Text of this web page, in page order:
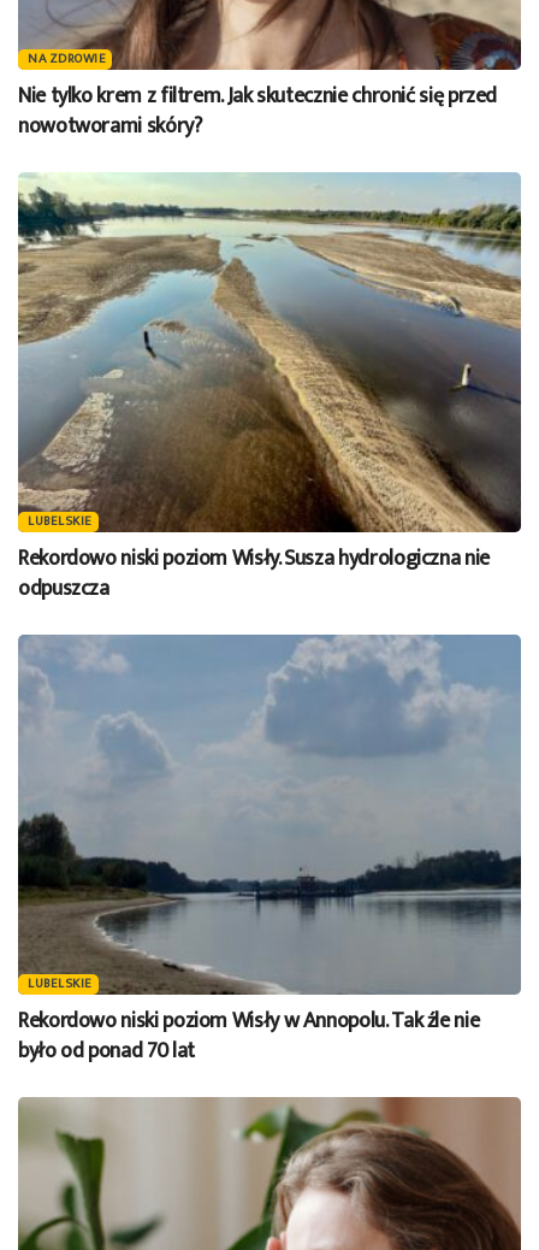
NA ZDROWIE
Nie tylko krem z filtrem. Jak skutecznie chronić się przed
nowotworami skóry?
LUBELSKIE
Rekordowo niski poziom Wisły. Susza hydrologiczna nie
odpuszcza
LUBELSKIE
Rekordowo niski poziom Wisły w Annopolu. Tak źle nie
było od ponad 70 lat